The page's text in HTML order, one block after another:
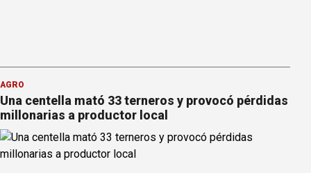
AGRO
Una centella mató 33 terneros y provocó pérdidas
millonarias a productor local